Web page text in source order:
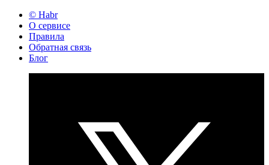
© Habr
О сервисе
Правила
Обратная связь
Блог